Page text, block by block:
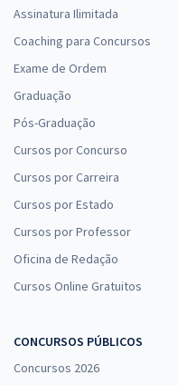
Assinatura Ilimitada
Coaching para Concursos
Exame de Ordem
Graduação
Pós-Graduação
Cursos por Concurso
Cursos por Carreira
Cursos por Estado
Cursos por Professor
Oficina de Redação
Cursos Online Gratuitos
CONCURSOS PÚBLICOS
Concursos 2026